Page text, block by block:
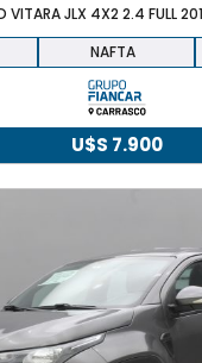
VITARA JLX 4X2 2.4 FULL
NAFTA
U$S 7.900